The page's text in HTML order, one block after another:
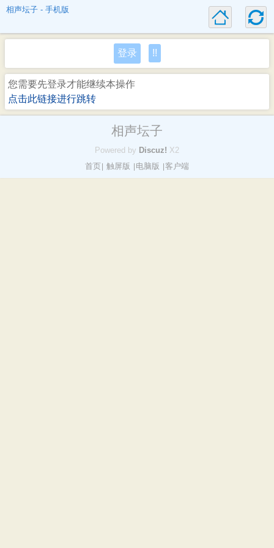
相声坛子 - 手机版
登录 !!
您需要先登录才能继续本操作
点击此链接进行跳转
相声坛子
Powered by Discuz! X2
首页 触屏版 电脑版 客户端